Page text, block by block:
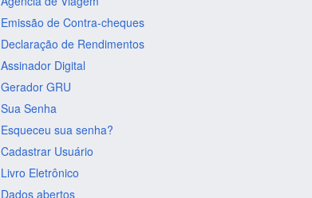
Emissão de Contra-cheques
Declaração de Rendimentos
Assinador Digital
Gerador GRU
Sua Senha
Esqueceu sua senha?
Cadastrar Usuário
Livro Eletrônico
Dados abertos